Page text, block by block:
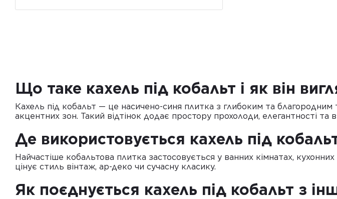
Що таке кахель під кобальт і як він
Кахель під кобальт — це насичено-синя плитка з глибоким та
акцентних зон. Такий відтінок додає простору прохолоди, елегантності та
Де використовується кахель під
Найчастіше кобальтова плитка застосовується у ванних кімнатах,
цінує стиль вінтаж, ар-деко чи сучасну класику.
Як поєднується кахель під кобальт з